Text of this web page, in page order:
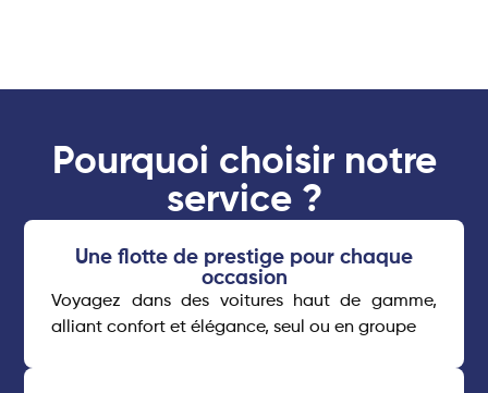
Pourquoi choisir notre
service ?
Une flotte de prestige pour chaque
occasion
Voyagez dans des voitures haut de gamme,
alliant confort et élégance, seul ou en groupe